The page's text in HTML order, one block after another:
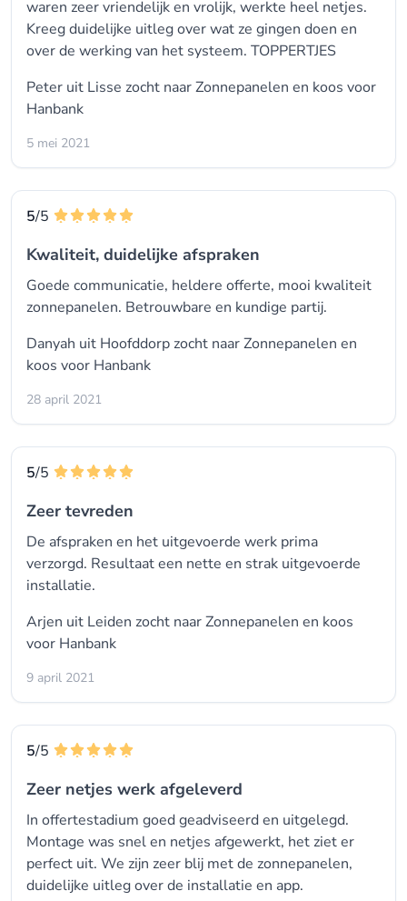
waren zeer vriendelijk en vrolijk, werkte heel netjes.
Kreeg duidelijke uitleg over wat ze gingen doen en
over de werking van het systeem. TOPPERTJES
Peter uit Lisse zocht naar Zonnepanelen en koos voor
Hanbank
5 mei 2021
5/5
Kwaliteit, duidelijke afspraken
Goede communicatie, heldere offerte, mooi kwaliteit
zonnepanelen. Betrouwbare en kundige partij.
Danyah uit Hoofddorp zocht naar Zonnepanelen en
koos voor Hanbank
28 april 2021
5/5
Zeer tevreden
De afspraken en het uitgevoerde werk prima
verzorgd. Resultaat een nette en strak uitgevoerde
installatie.
Arjen uit Leiden zocht naar Zonnepanelen en koos
voor Hanbank
9 april 2021
5/5
Zeer netjes werk afgeleverd
In offertestadium goed geadviseerd en uitgelegd.
Montage was snel en netjes afgewerkt, het ziet er
perfect uit. We zijn zeer blij met de zonnepanelen,
duidelijke uitleg over de installatie en app.